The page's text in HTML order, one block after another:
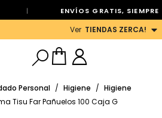
| ENVÍOS GRATIS, SIEMPRE
Ver TIENDAS ZERCA!
Personal / Higiene / Higiene
Tisu Far Pañuelos 100 Caja G